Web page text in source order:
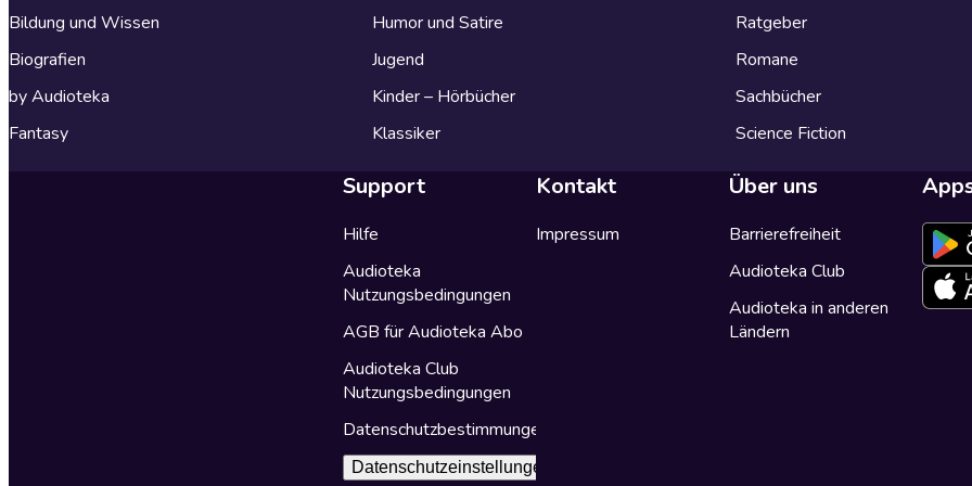
Bildung und Wissen
Biografien
by Audioteka
Fantasy
Humor und Satire
Jugend
Kinder – Hörbücher
Klassiker
Ratgeber
Romane
Sachbücher
Science Fiction
Support
Hilfe
Audioteka
Nutzungsbedingungen
AGB für Audioteka Abo
Audioteka Club
Nutzungsbedingungen
Datenschutzbestimmungen
Datenschutzeinstellungen
Kontakt
Impressum
Über uns
Barrierefreiheit
Audioteka Club
Audioteka in anderen
Ländern